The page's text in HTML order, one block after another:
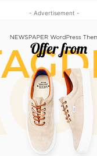
- Advertisement -